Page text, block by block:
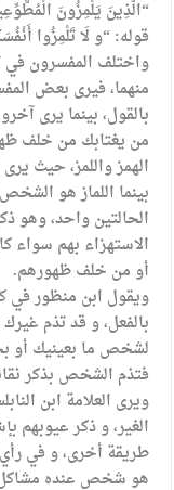
“الَّذِينَ يَلْمِزُونَ
قوله: “و لَا تَلْمِزُوا
واختلف المفسرون في
منهما، فيرى بعض
بالقول، بينما يرى
من يغتابك من خلف
الهمز واللمز، حيث
بينما اللماز هو
الحالتين واحد، وهو
الاستهزاء بهم سواء
أو من خلف ظهورهم.
ويقول ابن منظور في
بالفعل، و قد تذم
لشخص ما بعينيك أو
فتذم الشخص بذكر
ويرى العلامة ابن
الغير، و ذكر عيوبهم
طريقة أخرى، و في رأي
هو شخص عنده مشاكل